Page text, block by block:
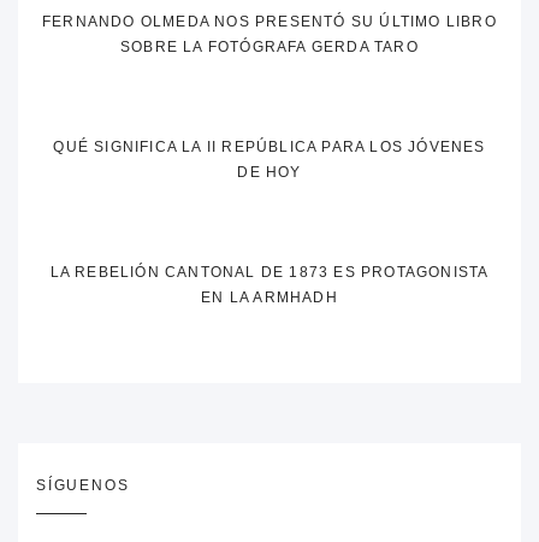
FERNANDO OLMEDA NOS PRESENTÓ SU ÚLTIMO LIBRO
SOBRE LA FOTÓGRAFA GERDA TARO
QUÉ SIGNIFICA LA II REPÚBLICA PARA LOS JÓVENES
DE HOY
LA REBELIÓN CANTONAL DE 1873 ES PROTAGONISTA
EN LA ARMHADH
SÍGUENOS